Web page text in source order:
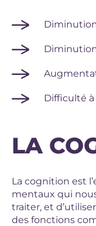
Difficulté
LA
La cognition est
mentaux qui
traiter, et
des fonctions